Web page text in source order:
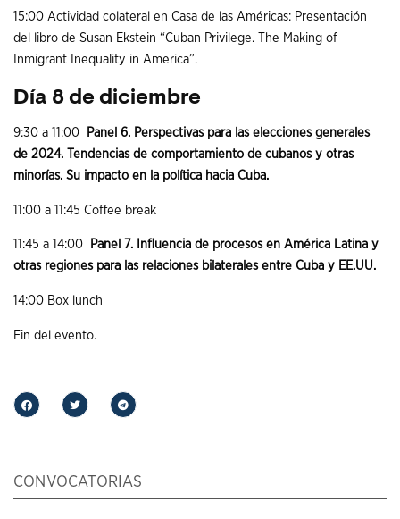
15:00 Actividad colateral en Casa de las Américas: Presentación
del libro de Susan Ekstein “Cuban Privilege. The Making of
Inmigrant Inequality in America”.
Día 8 de diciembre
9:30 a 11:00
Panel 6. Perspectivas para las elecciones generales
de 2024. Tendencias de comportamiento de cubanos y otras
minorías. Su impacto en la política hacia Cuba.
11:00 a 11:45 Coffee break
11:45 a 14:00
Panel 7. Influencia de procesos en América Latina y
otras regiones para las relaciones bilaterales entre Cuba y EE.UU.
14:00 Box lunch
Fin del evento.
CONVOCATORIAS